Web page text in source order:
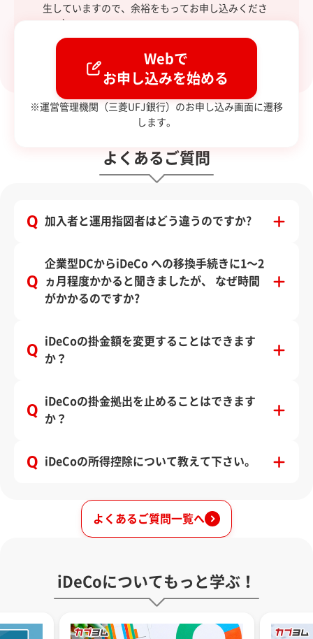
生していますので、余裕をもってお申し込みくださ
Webで
お申し込みを始める
※運営管理機関（三菱UFJ銀行）のお申し込み画面に遷移
します。
よくあるご質問
加入者と運用指図者はどう違うのですか?
企業型DCからiDeCo への移換手続きに1～2
ヵ月程度かかると聞きましたが、 なぜ時間
がかかるのですか?
iDeCoの掛金額を変更することはできます
か？
iDeCoの掛金拠出を止めることはできます
か？
iDeCoの所得控除について教えて下さい。
よくあるご質問一覧へ
iDeCoについてもっと学ぶ！